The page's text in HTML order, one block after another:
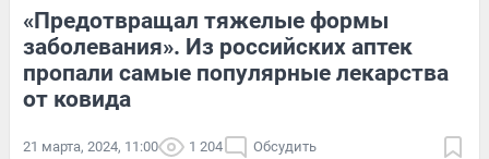
«Предотвращал тяжелые формы
заболевания». Из российских аптек
пропали самые популярные лекарства
от ковида
21 марта, 2024, 11:00 1 204 Обсудить